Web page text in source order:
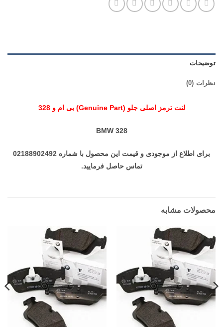
توضیحات
نظرات (0)
لنت ترمز اصلی جلو (Genuine Part) بی ام و 328
BMW 328
برای اطلاع از موجودی و قیمت این محصول با شماره 02188902492
تماس حاصل فرمایید.
محصولات مشابه